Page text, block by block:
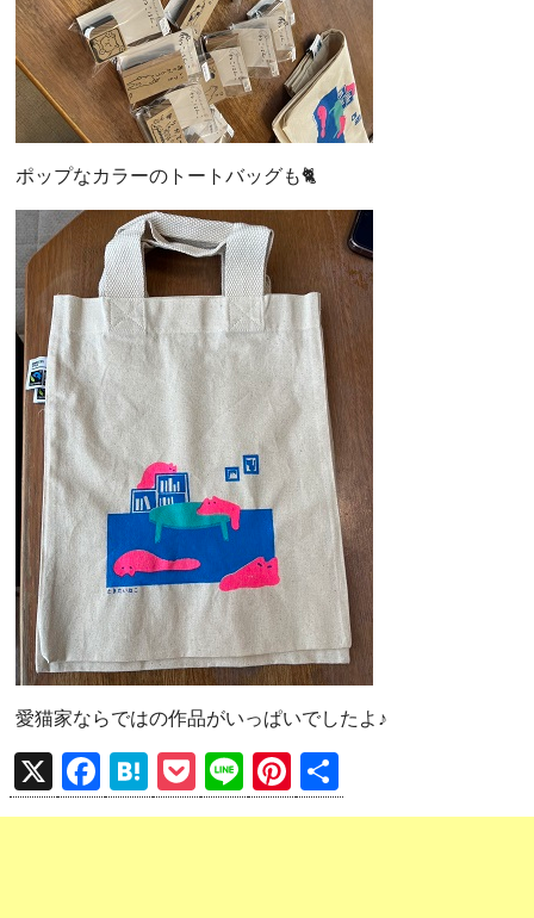
ポップなカラーのトートバッグも🐈
愛猫家ならではの作品がいっぱいでしたよ♪
X
F
a
H
at
P
o
Li
n
Pi
nt 有